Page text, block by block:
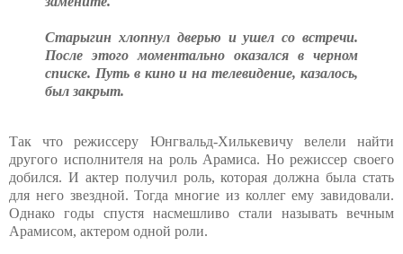
Старыгин хлопнул дверью и ушел со встречи.
После этого моментально оказался в черном
списке. Путь в кино и на телевидение, казалось,
был закрыт.
Так что режиссеру Юнгвальд-Хилькевичу велели найти
другого исполнителя на роль Арамиса. Но режиссер своего
добился. И актер получил роль, которая должна была стать
для него звездной. Тогда многие из коллег ему завидовали.
Однако годы спустя насмешливо стали называть вечным
Арамисом, актером одной роли.